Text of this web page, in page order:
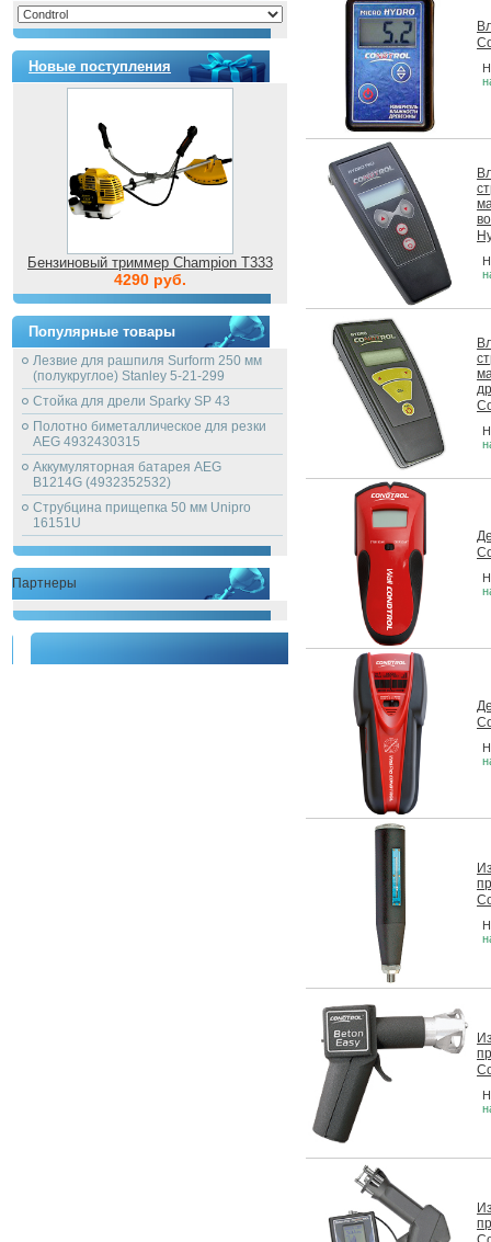
Новые поступления
Бензиновый триммер Champion T333
4290 руб.
Популярные товары
Лезвие для рашпиля Surform 250 мм
(полукруглое) Stanley 5-21-299
Стойка для дрели Sparky SP 43
Полотно биметаллическое для резки
AEG 4932430315
Аккумуляторная батарея AEG
B1214G (4932352532)
Струбцина прищепка 50 мм Unipro
16151U
Партнеры